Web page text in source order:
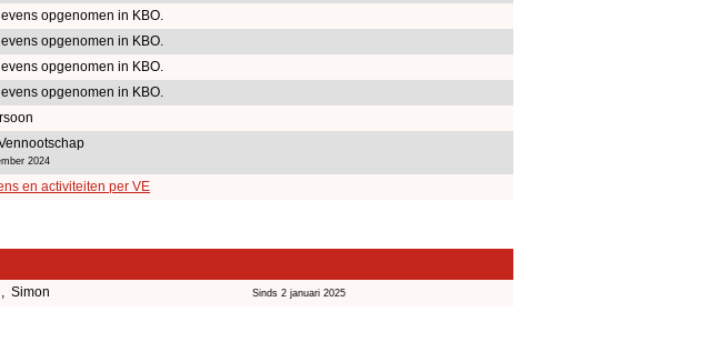
opgenomen in KBO.
opgenomen in KBO.
opgenomen in KBO.
opgenomen in KBO.
2024
en activiteiten per VE
Simon Sinds 2 januari 2025